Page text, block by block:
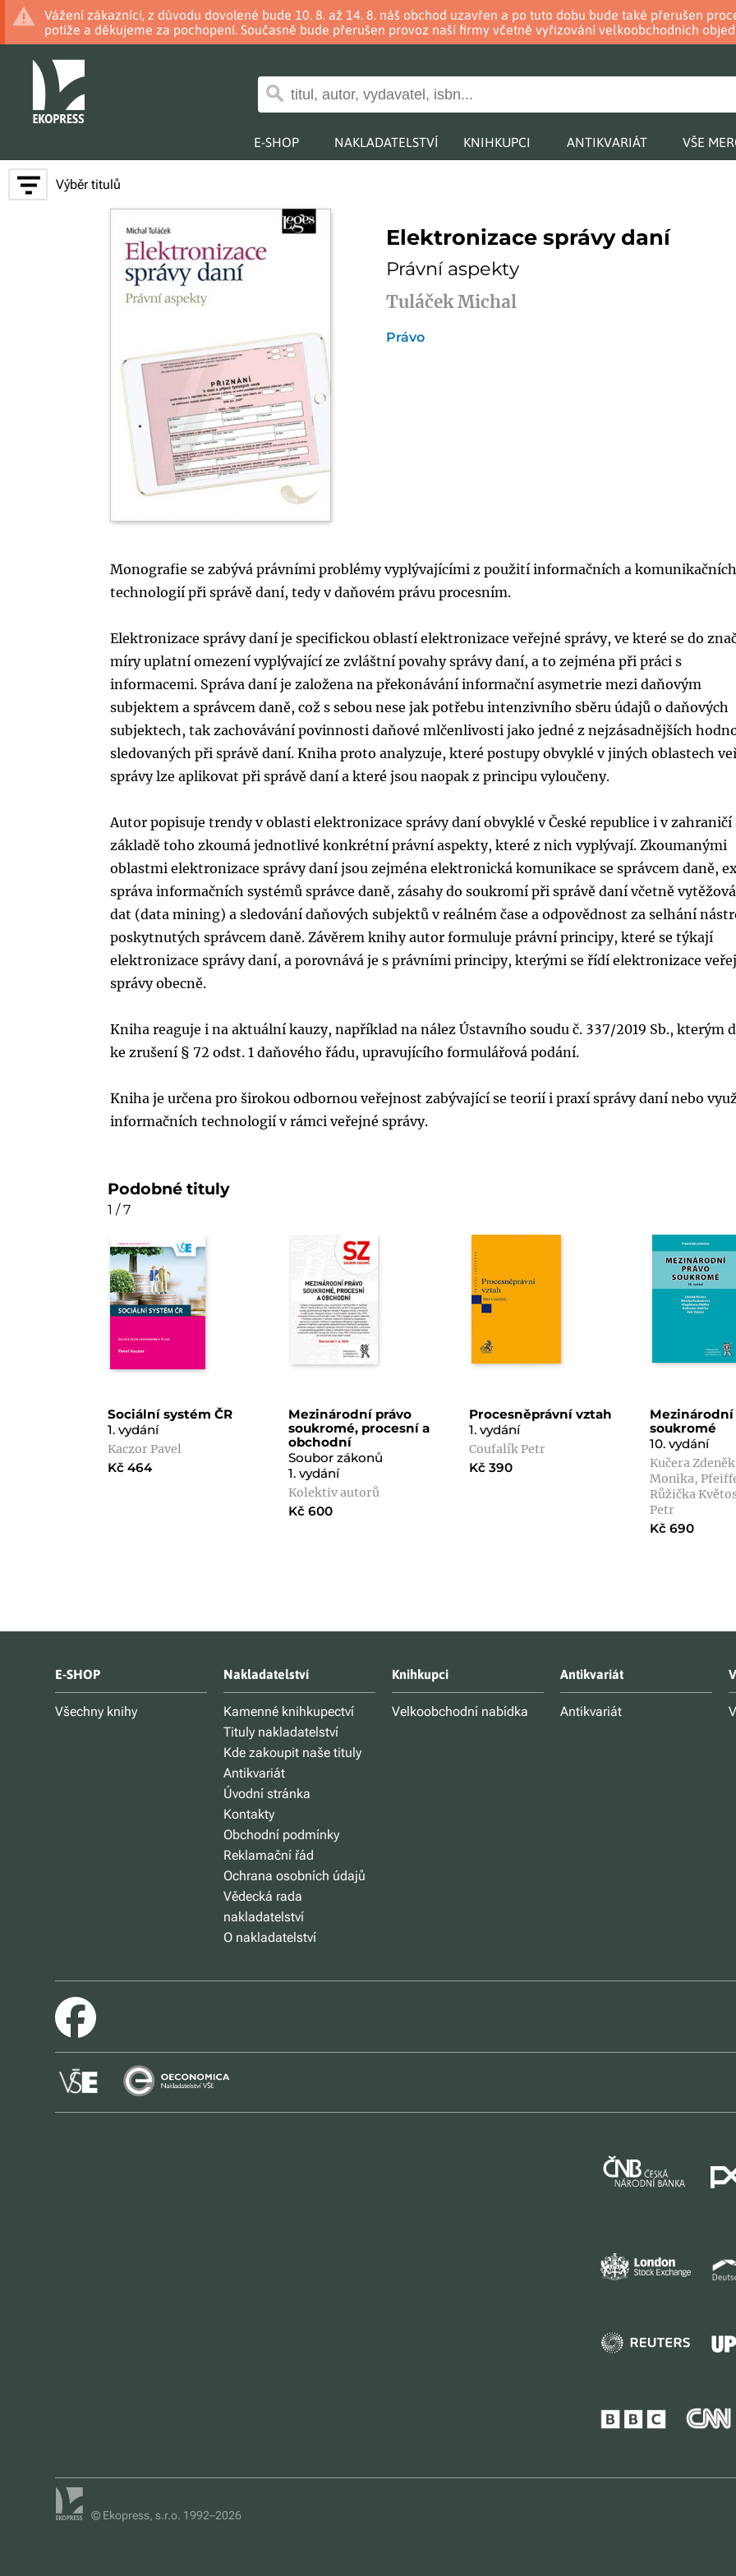
Vážení zákazníci, z důvodu dovolené bude 10. 8. až 14. 8. náš obchod uzavřen a po tuto dobu bude také přerušen
potíže a děkujeme za pochopení. Současně bude přerušen provoz naší firmy včetně vyřizování velkoobchodních
E-SHOP NAKLADATELSTVÍ KNIHKUPCI ANTIKVARIÁT VŠE
Výběr titulů
Elektronizace správy daní
Právní aspekty
Tuláček Michal
Právo
Monografie se zabývá právními problémy vyplývajícími z použití informačních a komunikačních
technologií při správě daní, tedy v daňovém právu procesním.
Elektronizace správy daní je specifickou oblastí elektronizace veřejné správy, ve které se do
míry uplatní omezení vyplývající ze zvláštní povahy správy daní, a to zejména při práci s
informacemi. Správa daní je založena na překonávání informační asymetrie mezi daňovým
subjektem a správcem daně, což s sebou nese jak potřebu intenzivního sběru údajů o daňových
subjektech, tak zachovávání povinnosti daňové mlčenlivosti jako jedné z nejzásadnějších
sledovaných při správě daní. Kniha proto analyzuje, které postupy obvyklé v jiných oblastech
správy lze aplikovat při správě daní a které jsou naopak z principu vyloučeny.
Autor popisuje trendy v oblasti elektronizace správy daní obvyklé v České republice i v zahraničí
základě toho zkoumá jednotlivé konkrétní právní aspekty, které z nich vyplývají. Zkoumanými
oblastmi elektronizace správy daní jsou zejména elektronická komunikace se správcem daně,
správa informačních systémů správce daně, zásahy do soukromí při správě daní včetně
dat (data mining) a sledování daňových subjektů v reálném čase a odpovědnost za selhání
poskytnutých správcem daně. Závěrem knihy autor formuluje právní principy, které se týkají
elektronizace správy daní, a porovnává je s právními principy, kterými se řídí elektronizace
správy obecně.
Kniha reaguje i na aktuální kauzy, například na nález Ústavního soudu č. 337/2019 Sb., kterým
ke zrušení § 72 odst. 1 daňového řádu, upravujícího formulářová podání.
Kniha je určena pro širokou odbornou veřejnost zabývající se teorií i praxí správy daní nebo
informačních technologií v rámci veřejné správy.
Podobné tituly
1 / 7
Sociální systém ČR
1. vydání
Kaczor Pavel
Kč 464
Mezinárodní právo
soukromé, procesní a
obchodní
Soubor zákonů
1. vydání
Kolektiv autorů
Kč 600
Procesněprávní vztah
1. vydání
Coufalík Petr
Kč 390
Mezinárodní
soukromé
10. vydání
Kučera
Monika,
Růžička
Petr
Kč 690
E-SHOP
Všechny knihy
Nakladatelství
Kamenné knihkupectví
Tituly nakladatelství
Kde zakoupit naše tituly
Antikvariát
Úvodní stránka
Kontakty
Obchodní podmínky
Reklamační řád
Ochrana osobních údajů
Vědecká rada
nakladatelství
O nakladatelství
Knihkupci
Velkoobchodní nabídka
Antikvariát
Antikvariát
© Ekopress, s.r.o. 1992–2026